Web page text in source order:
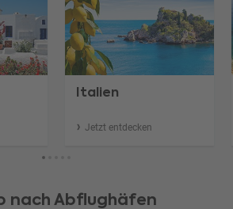
Italien
Jetzt entdecken
nach Abflughäfen